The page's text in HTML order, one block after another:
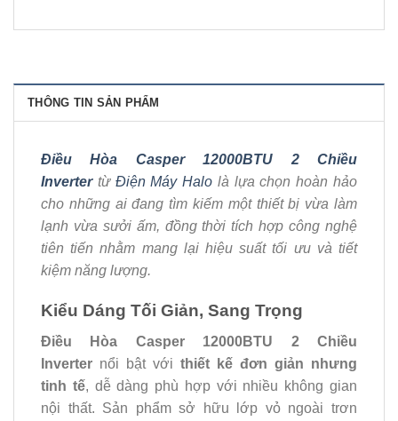
THÔNG TIN SẢN PHẨM
Điều Hòa Casper 12000BTU 2 Chiều
Invertertừ Điện Máy Halo là lựa chọn hoàn hảo
cho những ai đang tìm kiếm một thiết bị vừa làm
lạnh vừa sưởi ấm, đồng thời tích hợp công nghệ
tiên tiến nhằm mang lại hiệu suất tối ưu và tiết
kiệm năng lượng.
Kiểu Dáng Tối Giản, Sang Trọng
Điều Hòa Casper 12000BTU 2 Chiều
Inverter nổi bật với thiết kế đơn giản nhưng
tinh tế, dễ dàng phù hợp với nhiều không gian
nội thất. Sản phẩm sở hữu lớp vỏ ngoài trơn